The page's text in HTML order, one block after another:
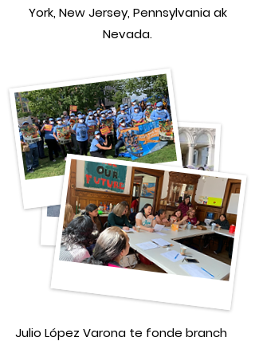
York, New Jersey, Pennsylvania ak
Nevada.
Julio López Varona te fonde branch